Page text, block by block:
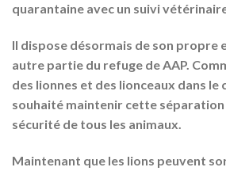
quarantaine avec un suivi
Il dispose désormais de son propre
autre partie du refuge de AAP.
des lionnes et des lionceaux dans le
souhaité maintenir cette séparation
sécurité de tous les animaux.
Maintenant que les lions peuvent